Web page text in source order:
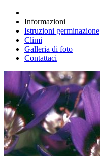
Informazioni
Istruzioni germinazione
Climi
Galleria di foto
Contattaci